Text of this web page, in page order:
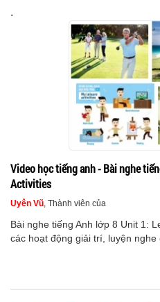
.
Video học tiếng anh - Bài nghe
Activities
Uyên Vũ , Thành viên của
Bài nghe tiếng Anh lớp 8 Unit 1:
các hoạt động giải trí, luyện